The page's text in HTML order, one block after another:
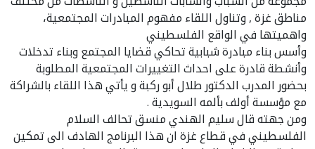
مناطق غزة , وتناول اللقاء مفهوم المبادرات المجتمعية،
واهميتها في الواقع الفلسطيني
وأسس بناء مبادرة شبابية تحاكي قضايا المجتمع وبناء تدخلات
وأنشطة قادرة على احداث التغييرات المجتمعية المطلوبة
بحضور المدرب الدكتور طلال أبو ركبة و يأتي هذا اللقاء بالشراكة
مع مؤسسة أولف بألمه السويدية .
ومن جهته قال سليم الهندي منسق تحالف السلام
الفلسطيني في قطاع غزة ان هذا البرنامج الهادف الى تمكين